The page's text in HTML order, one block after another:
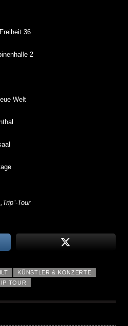
36
2
Welt
KÜNSTLER & KONZERTE
TOUR